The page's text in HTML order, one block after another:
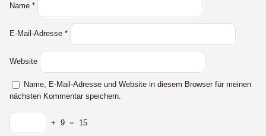
Name *
E-Mail-Adresse *
Website
Name, E-Mail-Adresse und Website in diesem Browser für meinen
nächsten Kommentar speichern.
+ 9 = 15